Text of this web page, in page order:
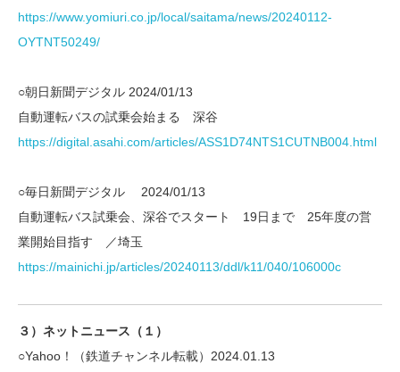
https://www.yomiuri.co.jp/local/saitama/news/20240112-
OYTNT50249/
○朝日新聞デジタル 2024/01/13
自動運転バスの試乗会始まる 深谷
https://digital.asahi.com/articles/ASS1D74NTS1CUTNB004.html
○毎日新聞デジタル 2024/01/13
自動運転バス試乗会、深谷でスタート 19日まで 25年度の営
業開始目指す ／埼玉
https://mainichi.jp/articles/20240113/ddl/k11/040/106000c
３）ネットニュース（１）
○Yahoo！（鉄道チャンネル転載）2024.01.13